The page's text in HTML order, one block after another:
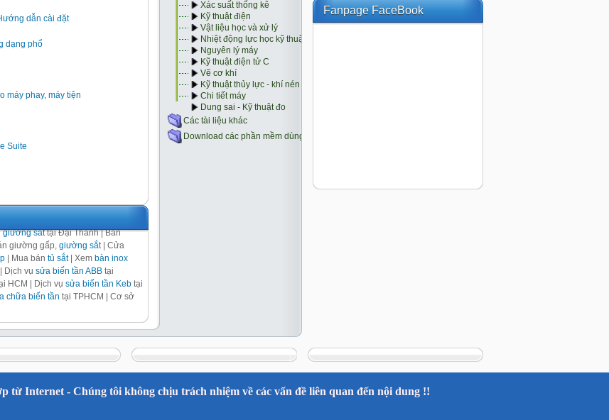
dẫn cài đặt
dạng phổ
máy phay, máy tiện
Suite
giường sắttại Đại Thành | Bán
giường gấp, giường sắt| Cửa
| Mua bán tủ sắt| Xem bàn inox
Dịch vụ sửa biến tần ABB tại
HCM | Dịch vụ sửa biến tần Keb tại
chữa biến tần tại TPHCM | Cơ sở
Fanpage FaceBook
từ Internet - Chúng tôi không chịu trách nhiệm về các vấn đề liên quan đến nội dung !!